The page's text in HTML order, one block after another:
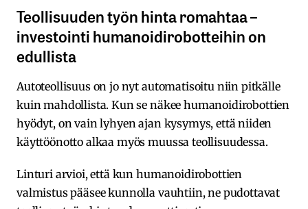
Teollisuuden työn hinta romahtaa –
investointi humanoidirobotteihin on
edullista
Autoteollisuus on jo nyt automatisoitu niin pitkälle
kuin mahdollista. Kun se näkee humanoidirobottien
hyödyt, on vain lyhyen ajan kysymys, että niiden
käyttöönotto alkaa myös muussa teollisuudessa.
Linturi arvioi, että kun humanoidirobottien
valmistus pääsee kunnolla vauhtiin, ne pudottavat